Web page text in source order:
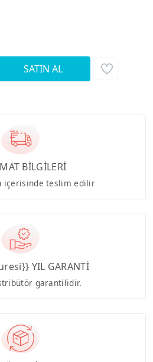
BİLGİLERİ
içerisinde teslim edilir
YIL GARANTİ
garantilidir.